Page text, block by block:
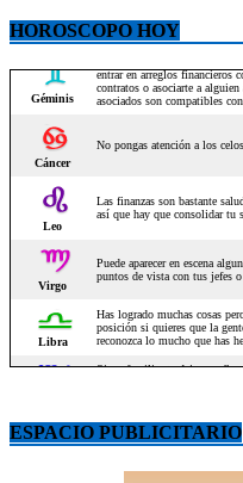
HOROSCOPO HOY
ESPACIO PUBLICITARIO